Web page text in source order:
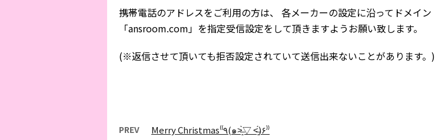
携帯電話のアドレスをご利用の方は、 各メーカーの設定に沿ってドメイン
「ansroom.com」を指定受信設定をして頂きますようお願い致します。
(※返信させて頂いても拒否設定されていて送信出来ないことがあります。)
PREV Merry Christmas⁽⁽٩(๑˃̶͈̀▽ ˂̶͈́)۶⁾⁾